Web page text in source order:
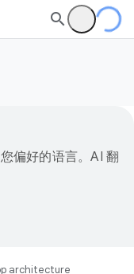
偏好的语言。AI 翻
architecture